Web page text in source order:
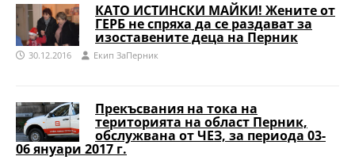
КАТО ИСТИНСКИ МАЙКИ! Жените от
ГЕРБ не спряха да се раздават за
изоставените деца на Перник
30.12.2016 Eкип ЗаПерник
Прекъсвания на тока на
територията на област Перник,
обслужвана от ЧЕЗ, за периода 03-
06 януари 2017 г.